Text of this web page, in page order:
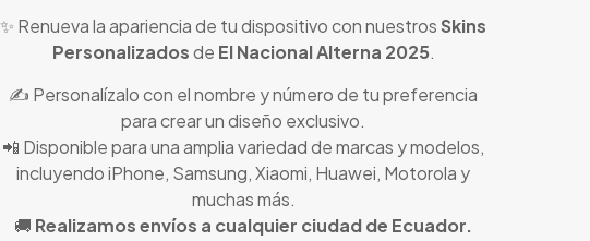
✨ Renueva la apariencia de tu dispositivo con nuestros Skins
Personalizadosde El Nacional Alterna 2025.
✍️ Personalízalo con el nombre y número de tu preferencia
para crear un diseño exclusivo.
📲 Disponible para una amplia variedad de marcas y modelos,
incluyendo iPhone, Samsung, Xiaomi, Huawei, Motorola y
muchas más.
🚚 Realizamos envíos a cualquier ciudad de Ecuador.